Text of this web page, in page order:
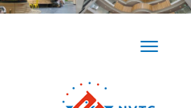
Toggle